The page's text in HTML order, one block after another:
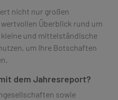
nicht nur großen
Überblick rund um
und mittelständische
um Ihre Botschaften
dem Jahresreport?
sowie